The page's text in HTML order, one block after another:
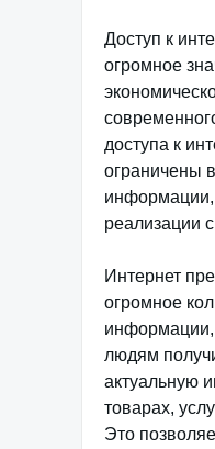
Доступ к
огромное
доступа к
ограничены
реализации
Интернет
огромное
информации,
людям
актуальную
товарах,
Это